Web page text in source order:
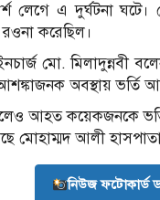
লেগে এ দুর্ঘটনা ঘটে।
করেছিল।
মো. মিলাদুন্নবী
অবস্থায় ভর্তি
আহত কয়েকজনকে
আলী
নিউজ ফটোকার্ড